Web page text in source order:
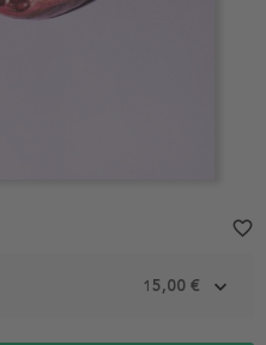
15,00 €
favorite_border